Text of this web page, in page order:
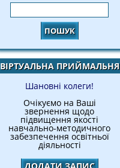
Пошук
ВІРТУАЛЬНА ПРИЙМАЛЬНЯ
Шановні колеги!
Очікуємо на Ваші
звернення щодо
підвищення якості
навчально-методичного
забезпечення освітньої
діяльності